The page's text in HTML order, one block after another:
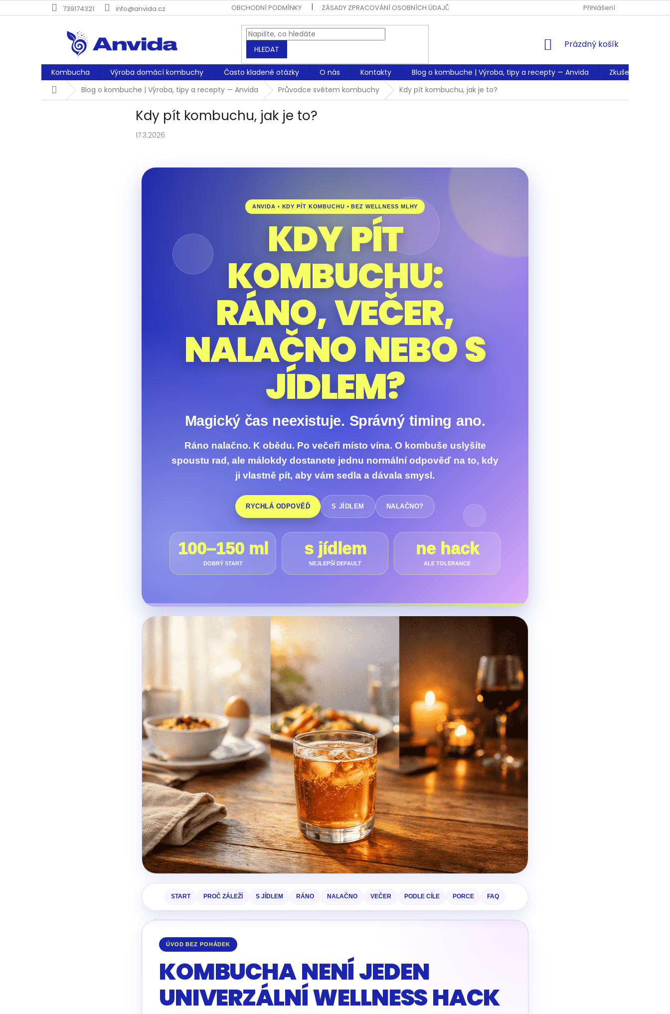
na
739174321 info@anvida.cz OBCHODNÍ PODMÍNKY ZÁSADY ZPRACOVÁNÍ OSOBNÍCH ÚDAJŮ Přihlášení
HLEDAT
NÁKUPNÍ
Prázdný košík
Kombucha Výroba domácí kombuchy Často kladené otázky O nás Kontakty Blog o kombuche | Výroba, tipy a recepty — Anvida
Zkušenosti
DomůBlog o kombuche | Výroba, tipy a recepty — Anvida Průvodce světem kombuchy Kdy pít kombuchu, jak je to?
Kdy pít kombuchu, jak je to?
17.3.2026
ANVIDA • KDY PÍT KOMBUCHU • BEZ WELLNESS MLHY
KDY PÍT
KOMBUCHU:
RÁNO, VEČER,
NALAČNO NEBO S
JÍDLEM?
Magický čas neexistuje. Správný timing ano.
Ráno nalačno. K obědu. Po večeři místo vína. O kombuše uslyšíte
spoustu rad, ale málokdy dostanete jednu normální odpověď na to, kdy
ji vlastně pít, aby vám sedla a dávala smysl.
RYCHLÁ ODPOVĚĎ S JÍDLEM NALAČNO?
100–150 ml
DOBRÝ START
s jídlem
NEJLEPŠÍ DEFAULT
ne hack
ALE TOLERANCE
START PROČ ZÁLEŽÍ S JÍDLEM RÁNO NALAČNO VEČER PODLE CÍLE PORCE FAQ
ÚVOD BEZ POHÁDEK
KOMBUCHA NENÍ JEDEN
UNIVERZÁLNÍ WELLNESS HACK